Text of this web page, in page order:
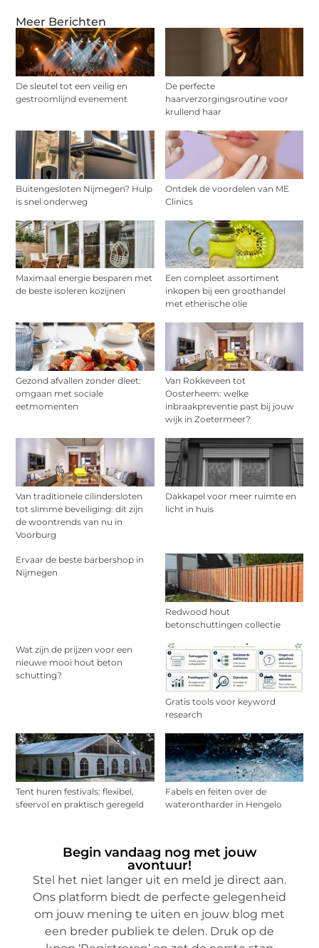
Meer Berichten
De sleutel tot een veilig en
gestroomlijnd evenement
De perfecte
haarverzorgingsroutine voor
krullend haar
Buitengesloten Nijmegen? Hulp
is snel onderweg
Ontdek de voordelen van ME
Clinics
Maximaal energie besparen met
de beste isoleren kozijnen
Een compleet assortiment
inkopen bij een groothandel
met etherische olie
Gezond afvallen zonder dieet:
omgaan met sociale
eetmomenten
Van Rokkeveen tot
Oosterheem: welke
inbraakpreventie past bij jouw
wijk in Zoetermeer?
Van traditionele cilindersloten
tot slimme beveiliging: dit zijn
de woontrends van nu in
Voorburg
Dakkapel voor meer ruimte en
licht in huis
Ervaar de beste barbershop in
Nijmegen
Redwood hout
betonschuttingen collectie
Wat zijn de prijzen voor een
nieuwe mooi hout beton
schutting?
Gratis tools voor keyword
research
Tent huren festivals: flexibel,
sfeervol en praktisch geregeld
Fabels en feiten over de
waterontharder in Hengelo
Begin vandaag nog met jouw
avontuur!
Stel het niet langer uit en meld je direct aan.
Ons platform biedt de perfecte gelegenheid
om jouw mening te uiten en jouw blog met
een breder publiek te delen. Druk op de